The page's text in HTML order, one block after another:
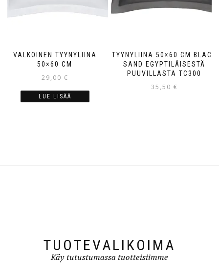
VALKOINEN TYYNYLIINA
50×60 CM
29,00 €
LUE LISÄÄ
TYYNYLIINA 50×60 CM BLACK
SAND EGYPTILÄISESTÄ
PUUVILLASTA TC300
35,50 €
TUOTEVALIKOIMA
Käy tutustumassa tuotteisiimme